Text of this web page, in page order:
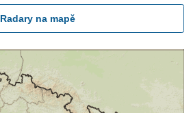
Radary na mapě